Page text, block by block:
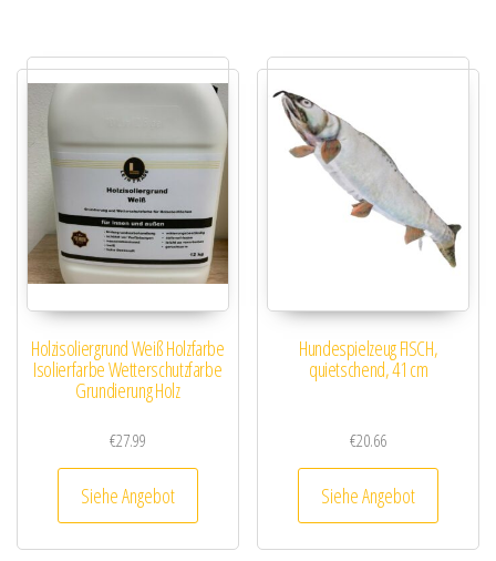
Holzisoliergrund Weiß Holzfarbe
Isolierfarbe Wetterschutzfarbe
Grundierung Holz
€27.99
Siehe Angebot
Hundespielzeug FISCH,
quietschend, 41 cm
€20.66
Siehe Angebot